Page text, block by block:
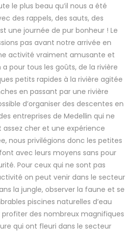
le plus beau qu’il nous a été
des rappels, des sauts, des
une journée de pur bonheur ! Le
pas avant notre arrivée en
activité vraiment amusante et
a pour tous les goûts, de la rivière
petits rapides à la rivière agitée
en passant par une rivière
d’organiser des descentes en
entreprises de Medellin qui ne
assez cher et une expérience
nous privilégions donc les petites
avec leurs moyens sans pour
Pour ceux qui ne sont pas
on peut venir dans le secteur
la jungle, observer la faune et se
piscines naturelles d’eau
des nombreux magnifiques
qui ont fleuri dans le secteur